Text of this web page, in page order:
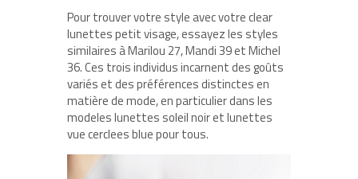
Pour trouver votre style avec votre clear
lunettes petit visage, essayez les styles
similaires à Marilou 27, Mandi 39 et Michel
36. Ces trois individus incarnent des goûts
variés et des préférences distinctes en
matière de mode, en particulier dans les
modeles lunettes soleil noir et lunettes
vue cerclees blue pour tous.